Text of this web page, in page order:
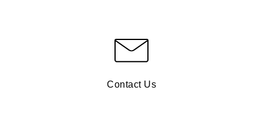
Contact Us